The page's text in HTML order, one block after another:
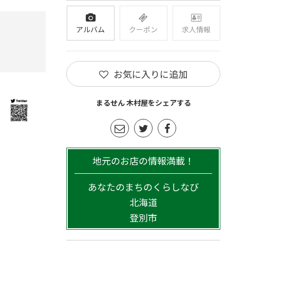
アルバム クーポン 求人情報
お気に入りに追加
まるせん 木村屋をシェアする
地元のお店の情報満載！
あなたのまちのくらしなび
北海道
登別市